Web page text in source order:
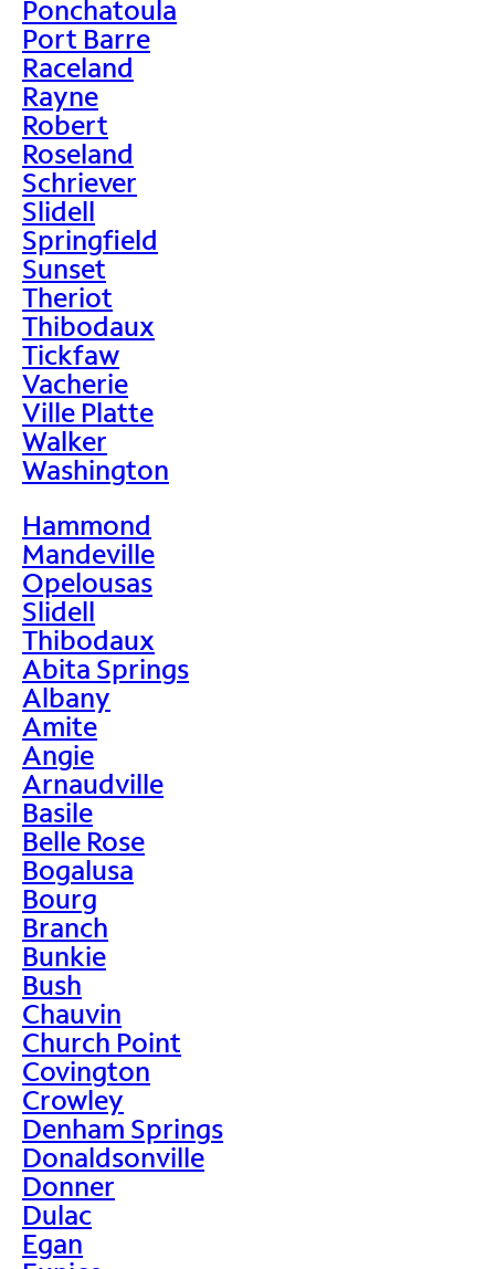
Ponchatoula
Port Barre
Raceland
Rayne
Robert
Roseland
Schriever
Slidell
Springfield
Sunset
Theriot
Thibodaux
Tickfaw
Vacherie
Ville Platte
Walker
Washington
Hammond
Mandeville
Opelousas
Slidell
Thibodaux
Abita Springs
Albany
Amite
Angie
Arnaudville
Basile
Belle Rose
Bogalusa
Bourg
Branch
Bunkie
Bush
Chauvin
Church Point
Covington
Crowley
Denham Springs
Donaldsonville
Donner
Dulac
Egan